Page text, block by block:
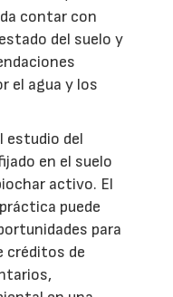
contar con
del suelo y
el agua y los
estudio del
en el suelo
activo. El
puede
para
créditos de